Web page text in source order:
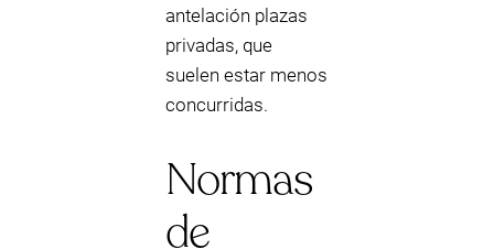
antelación plazas
privadas, que
suelen estar menos
concurridas.
Normas
de